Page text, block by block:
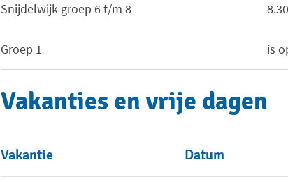
Snijdelwijk groep 6 t/m 8
Groep 1 is
Vakanties en vrije dagen
Vakantie Datum